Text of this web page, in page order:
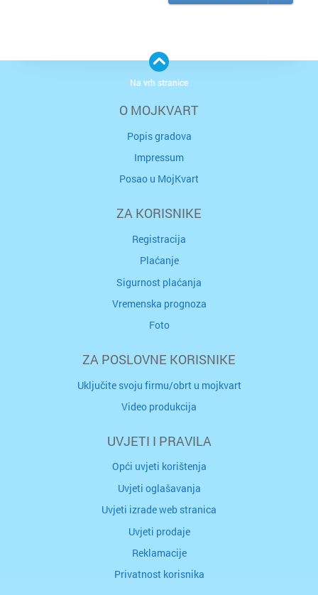
O MOJKVART
Popis gradova
Impressum
Posao u MojKvart
ZA KORISNIKE
Registracija
Plaćanje
Sigurnost plaćanja
Vremenska prognoza
Foto
ZA POSLOVNE KORISNIKE
Uključite svoju firmu/obrt u mojkvart
Video produkcija
UVJETI I PRAVILA
Opći uvjeti korištenja
Uvjeti oglašavanja
Uvjeti izrade web stranica
Uvjeti prodaje
Reklamacije
Privatnost korisnika
Na vrh stranice